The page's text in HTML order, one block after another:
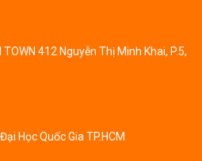
412 Nguyễn Thị Minh Khai, P.5,
Học Quốc Gia TP.HCM